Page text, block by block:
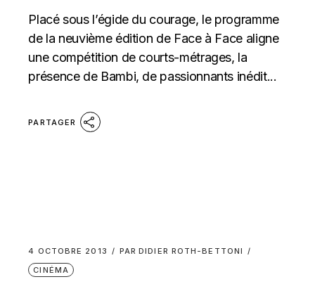
Placé sous l’égide du courage, le programme
de la neuvième édition de Face à Face aligne
une compétition de courts-métrages, la
présence de Bambi, de passionnants inédit...
PARTAGER
4 OCTOBRE 2013 PAR DIDIER ROTH-BETTONI
CINÉMA